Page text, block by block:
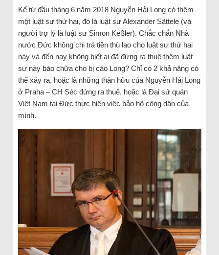
Kể từ đầu tháng 6 năm 2018 Nguyễn Hải Long có thêm
một luật sư thứ hai, đó là luật sư Alexander Sättele (và
người trợ lý là luật sư Simon Keßler). Chắc chắn Nhà
nước Đức không chi trả tiền thù lao cho luật sư thứ hai
này và đến nay không biết ai đã đứng ra thuê thêm luật
sư này bào chữa cho bị cáo Long? Chỉ có 2 khả năng có
thể xảy ra, hoặc là những thân hữu của Nguyễn Hải Long
ở Praha – CH Séc đứng ra thuê, hoặc là Đại sứ quán
Việt Nam tại Đức thực hiện việc bảo hộ công dân của
mình.